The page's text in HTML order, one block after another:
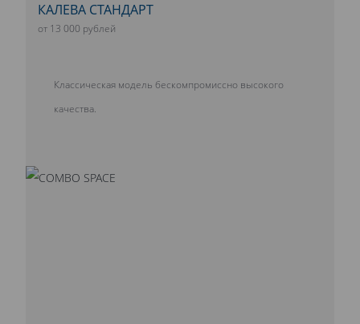
КАЛЕВА СТАНДАРТ
от 13 000 рублей
Классическая модель бескомпромиссно высокого
качества.